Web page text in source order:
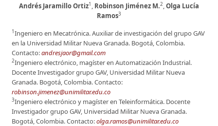
Andrés Jaramillo Ortiz1 Robinson Jiménez M.2 Olga Lucía
Ramos3
1Ingeniero en Mecatrónica. Auxiliar de investigación del grupo GAV
en la Universidad Militar Nueva Granada. Bogotá, Colombia.
Contacto:andresjaor@gmail.com
2Ingeniero electrónico, magíster en Automatización Industrial.
Docente Investigador grupo GAV, Universidad Militar Nueva
Granada. Bogotá, Colombia. Contacto:
robinson.jimenez@unimilitar.edu.co
3Ingeniero electrónico y magíster en Teleinformática. Docente
Investigador grupo GAV, Universidad Militar Nueva Granada.
Bogotá, Colombia. Contacto:olga.ramos@unimilitar.edu.co